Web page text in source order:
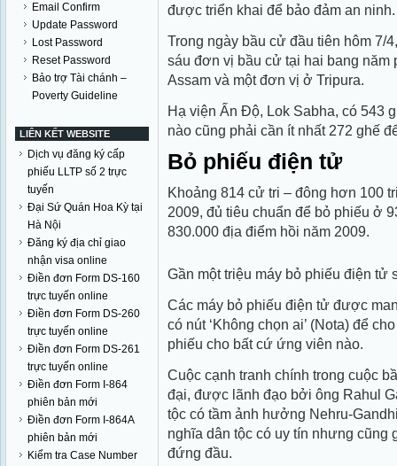
Email Confirm
Update Password
Lost Password
Reset Password
Bảo trợ Tài chánh –
Poverty Guideline
LIÊN KẾT WEBSITE
Dịch vụ đăng ký cấp
phiếu LLTP số 2 trực
tuyến
Đại Sứ Quán Hoa Kỳ tại
Hà Nội
Đăng ký địa chỉ giao
nhận visa online
Điền đơn Form DS-160
trực tuyến online
Điền đơn Form DS-260
trực tuyến online
Điền đơn Form DS-261
trực tuyến online
Điền đơn Form I-864
phiên bản mới
Điền đơn Form I-864A
phiên bản mới
Kiểm tra Case Number
được triển khai để bảo đảm an ninh.
Trong ngày bầu cử đầu tiên hôm 7/
sáu đơn vị bầu cử tại hai bang
Assam và một đơn vị ở Tripura.
Hạ viện Ấn Độ, Lok Sabha, có 543
nào cũng phải cần ít nhất 272 ghế
Bỏ phiếu điện tử
Khoảng 814 cử tri – đông hơn 100
2009, đủ tiêu chuẩn để bỏ phiếu ở
830.000 địa điểm hồi năm 2009.
Gần một triệu máy bỏ phiếu điện
Các máy bỏ phiếu điện tử được
có nút ‘Không chọn ai’ (Nota) để
phiếu cho bất cứ ứng viên nào.
Cuộc cạnh tranh chính trong cuộc
đại, được lãnh đạo bởi ông Rahul
tộc có tầm ảnh hưởng Nehru-
nghĩa dân tộc có uy tín nhưng cũng
đứng đầu.